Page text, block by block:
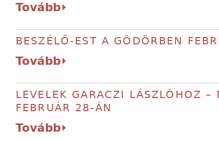
Tovább
BESZÉLŐ-EST A GÖDÖRBEN
Tovább
LEVELEK GARACZI LÁSZLÓHOZ –
FEBRUÁR 28-ÁN
Tovább